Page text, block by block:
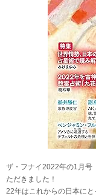
ザ・フナイ2022年の1月号
ただきました！
22年はこれからの日本に